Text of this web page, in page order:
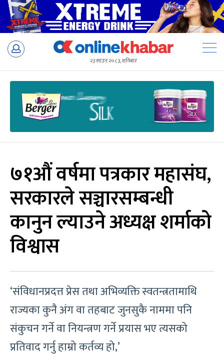
Skip
२३ साउन २०८३, शनिबार
७१औं वर्षमा पत्रकार महासंघ,
सरकारले सञ्चारसम्बन्धी
कानुन ल्याउने अध्यक्ष शर्माको
विश्वास
‘संविधानप्रदत्त प्रेस तथा अभिव्यक्ति स्वतन्त्रतामाथि
राज्यका कुनै अंग वा तहबाट जुनसुकै नाममा पनि
संकुचन गर्ने वा नियन्त्रण गर्ने प्रयास भए त्यसको
प्रतिवाद गर्नु हाम्रो कर्तव्य हो,’